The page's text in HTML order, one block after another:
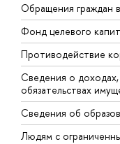
Обращения
Фонд целевого
Противодействие
Сведения о
обязательствах
Сведения об
Людям с